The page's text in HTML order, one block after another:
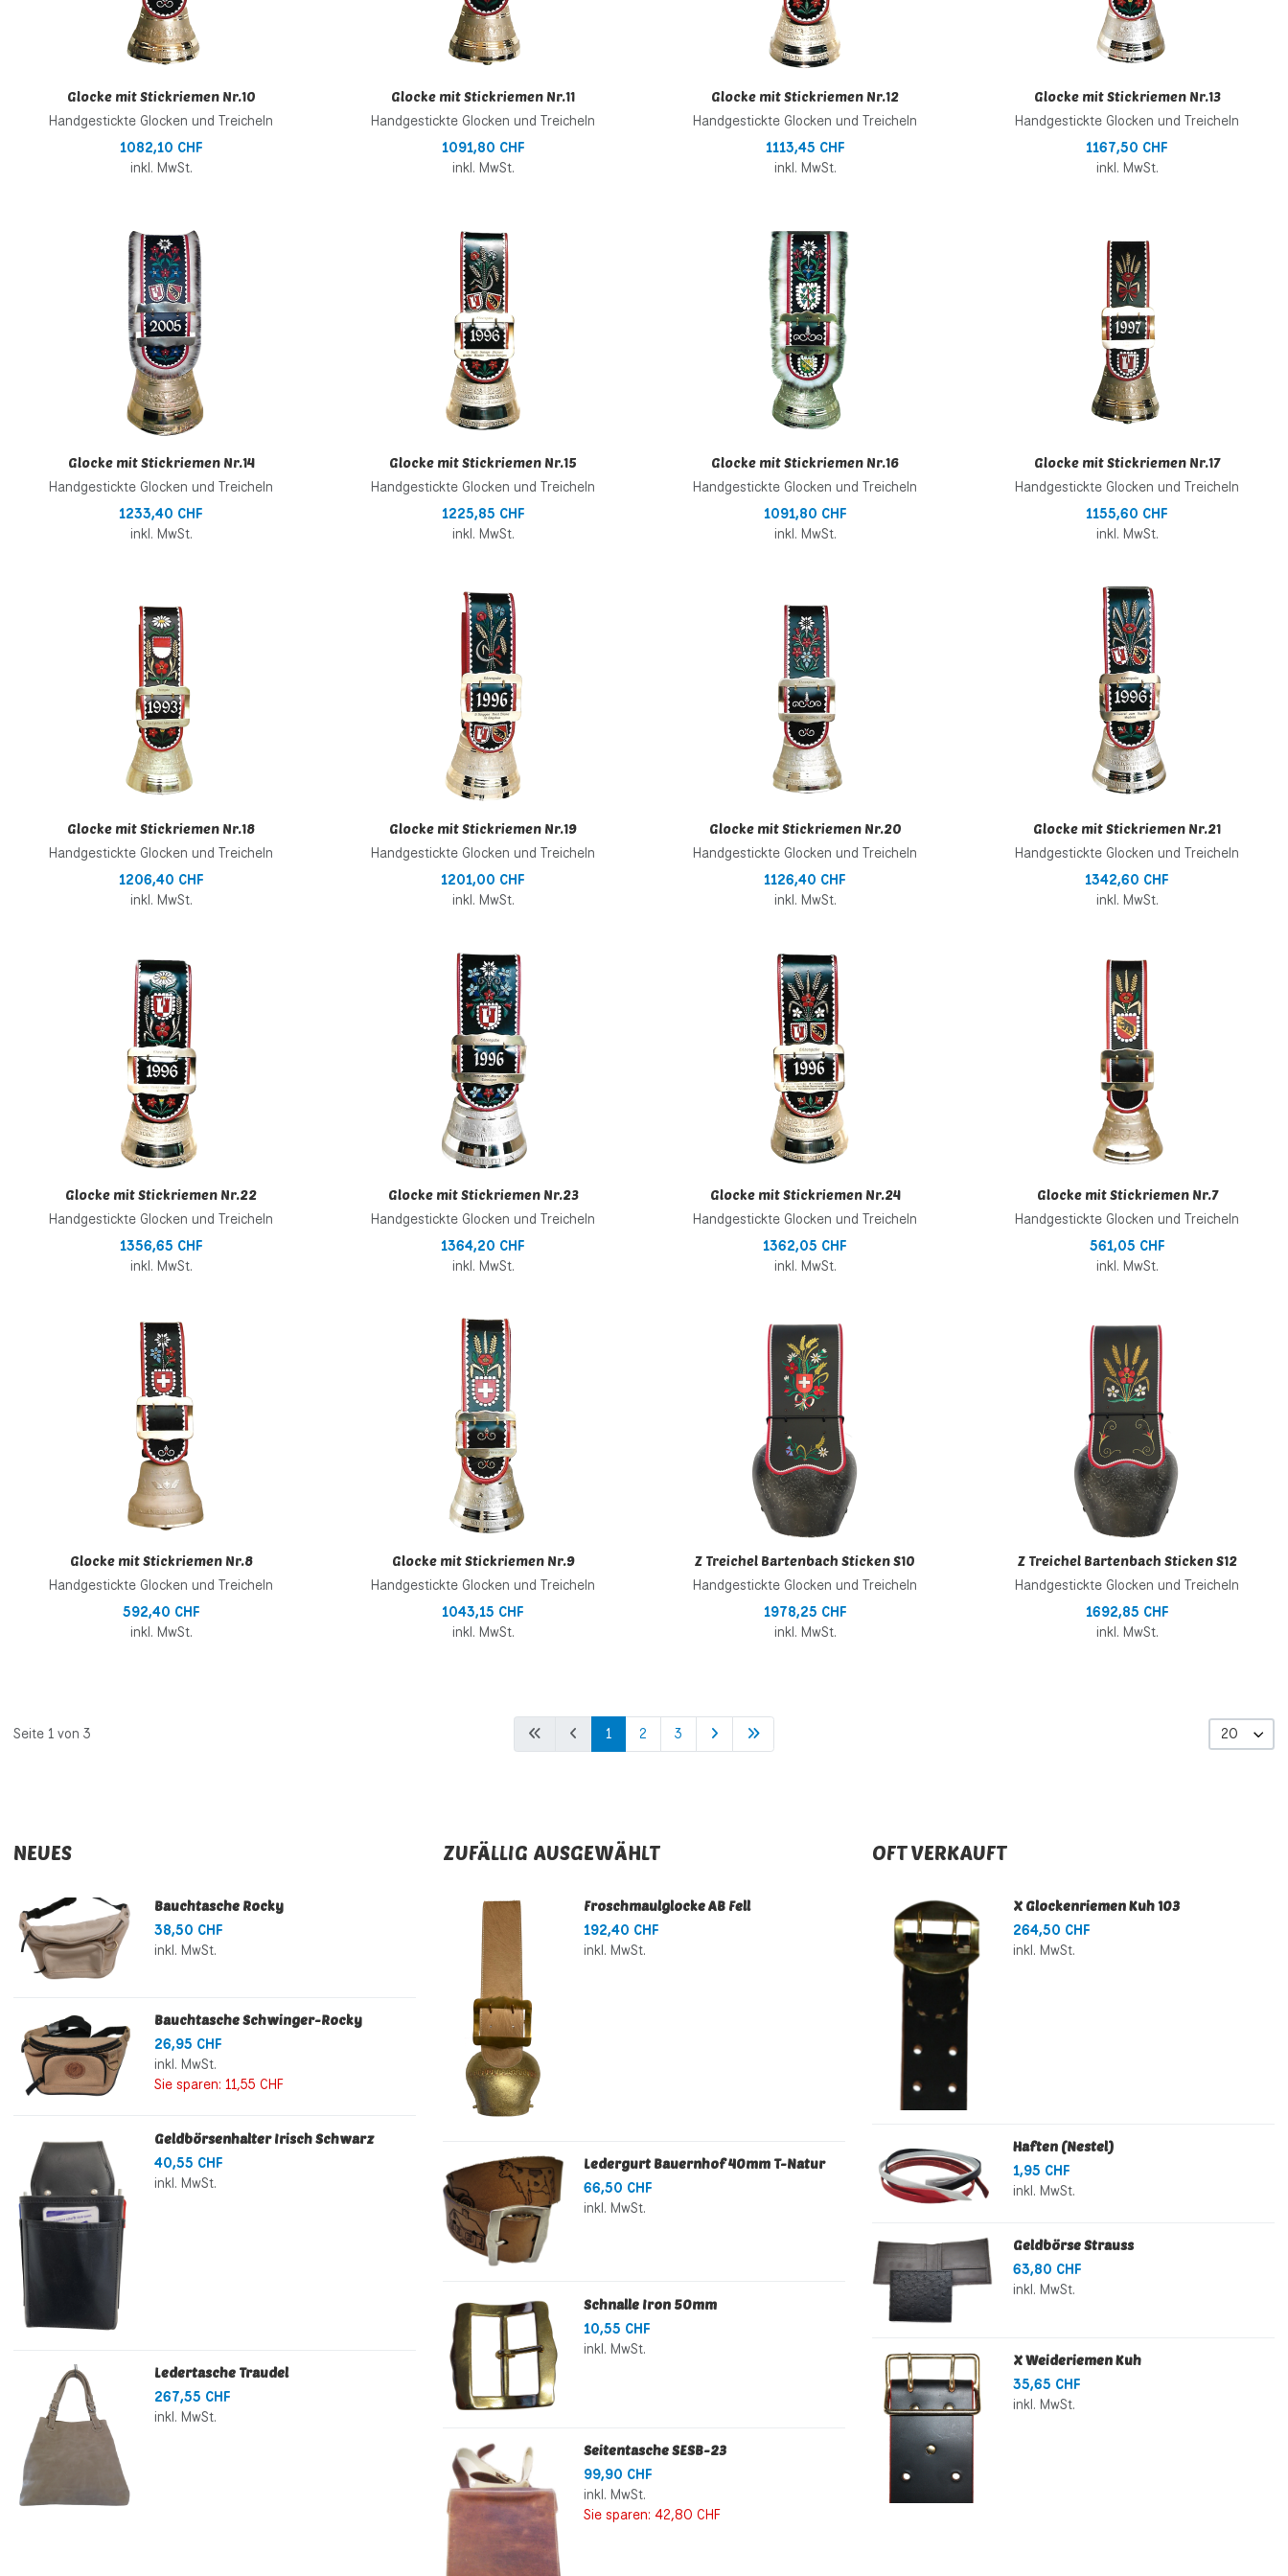
Glocke mit Stickriemen Nr.10
Handgestickte Glocken und Treicheln
1082,10 CHF
inkl. MwSt.
Glocke mit Stickriemen Nr.11
Handgestickte Glocken und Treicheln
1091,80 CHF
inkl. MwSt.
Glocke mit Stickriemen Nr.12
Handgestickte Glocken und Treicheln
1113,45 CHF
inkl. MwSt.
Glocke mit Stickriemen Nr.13
Handgestickte Glocken und Treicheln
1167,50 CHF
inkl. MwSt.
Zur Wunschliste hinzufügen
Zur Vergleichsliste hinzufügen
Glocke mit Stickriemen Nr.14
Handgestickte Glocken und Treicheln
1233,40 CHF
inkl. MwSt.
Zur Wunschliste hinzufügen
Zur Vergleichsliste hinzufügen
Glocke mit Stickriemen Nr.15
Handgestickte Glocken und Treicheln
1225,85 CHF
inkl. MwSt.
Zur Vergleichsliste hinzufügen
Glocke mit Stickriemen Nr.16
Handgestickte Glocken und Treicheln
1091,80 CHF
inkl. MwSt.
Glocke mit Stickriemen Nr.17
Handgestickte Glocken und Treicheln
1155,60 CHF
inkl. MwSt.
Zur Wunschliste hinzufügen
Zur Vergleichsliste hinzufügen
Glocke mit Stickriemen Nr.18
Handgestickte Glocken und Treicheln
1206,40 CHF
inkl. MwSt.
Zur Vergleichsliste hinzufügen
Glocke mit Stickriemen Nr.19
Handgestickte Glocken und Treicheln
1201,00 CHF
inkl. MwSt.
Zur Wunschliste hinzufügen
Zur Vergleichsliste hinzufügen
Glocke mit Stickriemen Nr.20
Handgestickte Glocken und Treicheln
1126,40 CHF
inkl. MwSt.
Glocke mit Stickriemen Nr.21
Handgestickte Glocken und Treicheln
1342,60 CHF
inkl. MwSt.
Zur Wunschliste hinzufügen
Zur Vergleichsliste hinzufügen
Glocke mit Stickriemen Nr.22
Handgestickte Glocken und Treicheln
1356,65 CHF
inkl. MwSt.
Zur Wunschliste hinzufügen
Zur Vergleichsliste hinzufügen
Glocke mit Stickriemen Nr.23
Handgestickte Glocken und Treicheln
1364,20 CHF
inkl. MwSt.
Zur Wunschliste hinzufügen
Zur Vergleichsliste hinzufügen
Glocke mit Stickriemen Nr.24
Handgestickte Glocken und Treicheln
1362,05 CHF
inkl. MwSt.
Glocke mit Stickriemen Nr.7
Handgestickte Glocken und Treicheln
561,05 CHF
inkl. MwSt.
Zur Wunschliste hinzufügen
Zur Vergleichsliste hinzufügen
Glocke mit Stickriemen Nr.8
Handgestickte Glocken und Treicheln
592,40 CHF
inkl. MwSt.
Zur Wunschliste hinzufügen
Zur Vergleichsliste hinzufügen
Glocke mit Stickriemen Nr.9
Handgestickte Glocken und Treicheln
1043,15 CHF
inkl. MwSt.
Zur Wunschliste hinzufügen
Zur Vergleichsliste hinzufügen
Z Treichel Bartenbach Sticken S10
Handgestickte Glocken und Treicheln
1978,25 CHF
inkl. MwSt.
Z Treichel Bartenbach Sticken S12
Handgestickte Glocken und Treicheln
1692,85 CHF
inkl. MwSt.
Seite 1 von 3 1 2 3 20
NEUES
Bauchtasche Rocky
38,50 CHF
inkl. MwSt.
Bauchtasche Schwinger-Rocky
26,95 CHF
inkl. MwSt.
Sie sparen: 11,55 CHF
Geldbörsenhalter Irisch Schwarz
40,55 CHF
inkl. MwSt.
Ledertasche Traudel
267,55 CHF
inkl. MwSt.
ZUFÄLLIG AUSGEWÄHLT
Froschmaulglocke AB Fell
192,40 CHF
inkl. MwSt.
Ledergurt Bauernhof 40mm T-Natur
66,50 CHF
inkl. MwSt.
Schnalle Iron 50mm
10,55 CHF
inkl. MwSt.
Seitentasche SESB-23
99,90 CHF
inkl. MwSt.
Sie sparen: 42,80 CHF
OFT VERKAUFT
X Glockenriemen Kuh 103
264,50 CHF
inkl. MwSt.
Haften (Nestel)
1,95 CHF
inkl. MwSt.
Geldbörse Strauss
63,80 CHF
inkl. MwSt.
X Weideriemen Kuh
35,65 CHF
inkl. MwSt.